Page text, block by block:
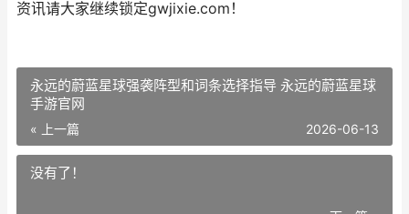
资讯请大家继续锁定gwjixie.com！
永远的蔚蓝星球强袭阵型和词条选择指导 永远的蔚蓝星球
手游官网
« 上一篇 2026-06-13
没有了！